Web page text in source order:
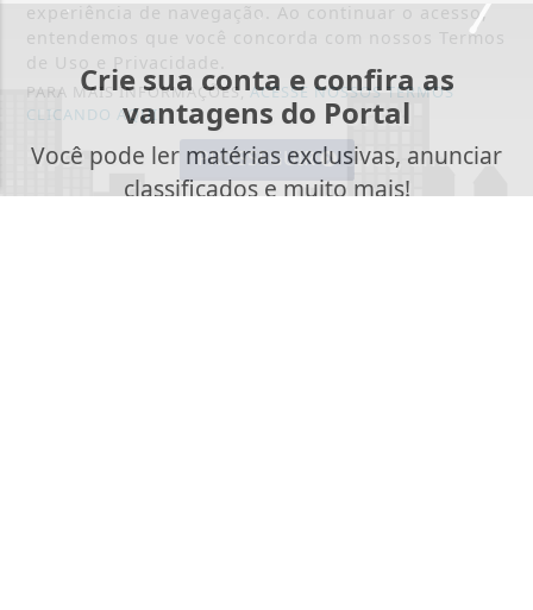
Crie sua conta e confira as
vantagens do Portal
Você pode ler matérias exclusivas, anunciar
classificados e muito mais!
experiência de navegação. Ao continuar o acesso,
entendemos que você concorda com nossos Termos
de Uso e Privacidade.
PARA MAIS INFORMAÇÕES,ACESSE NOSSOS TERMOS
CLICANDO AQUI
PROSSEGUIR